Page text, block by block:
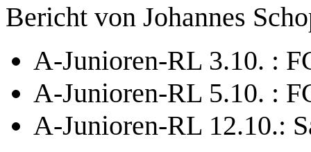
Bericht von Johannes
A-Junioren-RL 3.10. :
A-Junioren-RL 5.10. :
A-Junioren-RL 12.10.: